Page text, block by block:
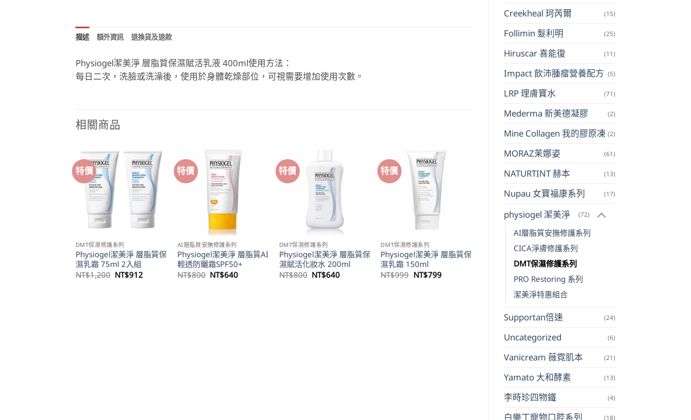
Creekheal 珂芮爾 (15)
Follimin 髮利明 (25)
Hiruscar 喜能復 (11)
Impact 飲沛腫瘤營養配方 (5)
LRP 理膚寶水 (71)
Mederma 新美德凝膠 (2)
Mine Collagen 我的膠原凍 (2)
MORAZ茉娜姿 (61)
NATURTINT 赫本 (13)
Nupau 女寶福康系列 (17)
physiogel 潔美淨 (72)
AI層脂質安撫修護系列
CICA淨膚修護系列
DMT保濕修護系列
PRO Restoring 系列
潔美淨特惠組合
Supportan倍速 (24)
Uncategorized (6)
Vanicream 薇霓肌本 (21)
Yamato 大和酵素 (13)
李時珍四物鐵 (4)
白樂丁寵物口腔系列 (18)
描述 額外資訊 退換貨及退款
Physiogel潔美淨 層脂質保濕賦活乳液 400ml使用方法：
每日二次，洗臉或洗澡後，使用於身體乾燥部位，可視需要增加使用次數。
相關商品
特價
DMT保濕修護系列
Physiogel潔美淨 層脂質保
濕乳霜 75ml 2入組
NT$1,200 原
NT$912
特價
AI層脂質安撫修護系列
Physiogel潔美淨 層脂質AI
輕透防曬霜SPF50+
NT$800 原
NT$640目
特價
DMT保濕修護系列
Physiogel潔美淨 層脂質保
濕賦活化妝水 200ml
NT$800 原
NT$640目
特價
DMT保濕修護系列
Physiogel潔美淨 層脂質保
濕乳霜 150ml
NT$999 原
NT$799目